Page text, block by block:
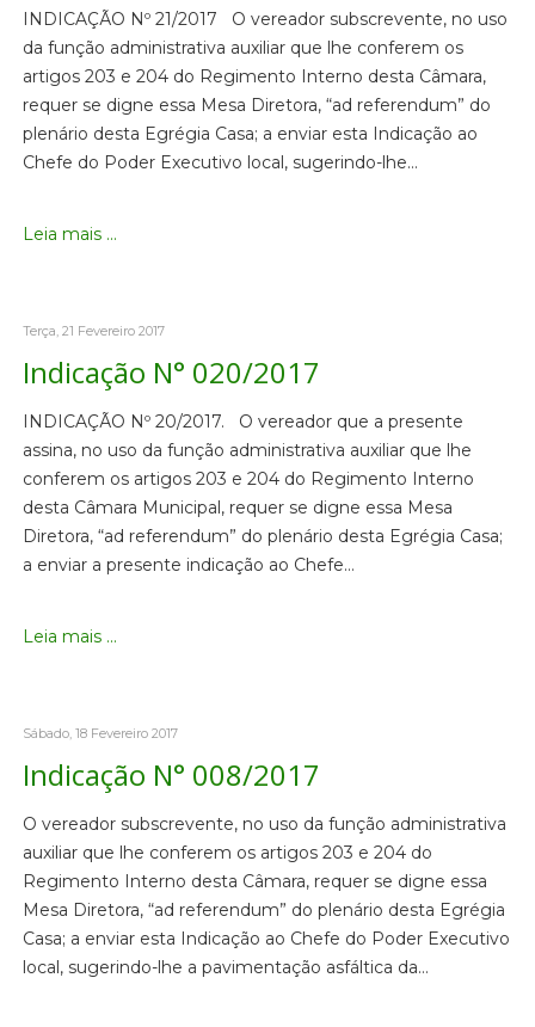
INDICAÇÃO Nº 21/2017 O vereador subscrevente, no uso
da função administrativa auxiliar que lhe conferem os
artigos 203 e 204 do Regimento Interno desta Câmara,
requer se digne essa Mesa Diretora, “ad referendum” do
plenário desta Egrégia Casa; a enviar esta Indicação ao
Chefe do Poder Executivo local, sugerindo-lhe…
Leia mais ...
Terça, 21 Fevereiro 2017
Indicação N° 020/2017
INDICAÇÃO Nº 20/2017. O vereador que a presente
assina, no uso da função administrativa auxiliar que lhe
conferem os artigos 203 e 204 do Regimento Interno
desta Câmara Municipal, requer se digne essa Mesa
Diretora, “ad referendum” do plenário desta Egrégia Casa;
a enviar a presente indicação ao Chefe…
Leia mais ...
Sábado, 18 Fevereiro 2017
Indicação N° 008/2017
O vereador subscrevente, no uso da função administrativa
auxiliar que lhe conferem os artigos 203 e 204 do
Regimento Interno desta Câmara, requer se digne essa
Mesa Diretora, “ad referendum” do plenário desta Egrégia
Casa; a enviar esta Indicação ao Chefe do Poder Executivo
local, sugerindo-lhe a pavimentação asfáltica da…